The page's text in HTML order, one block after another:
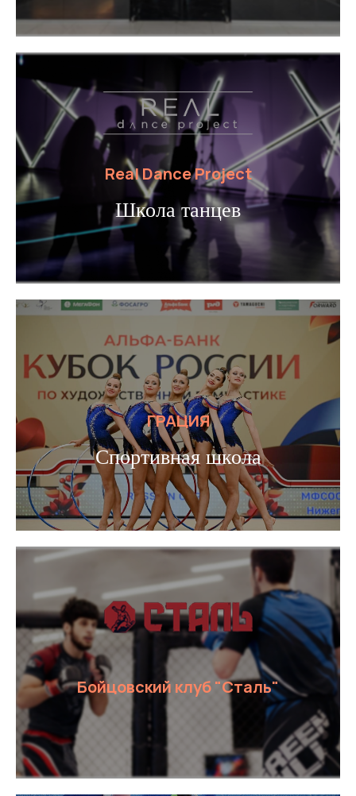
Real Dance Project
Школа танцев
ГРАЦИЯ
Спортивная школа
Бойцовский клуб "Сталь"
Аренда
площадей
Оставить заявку
Рекламные
возможности